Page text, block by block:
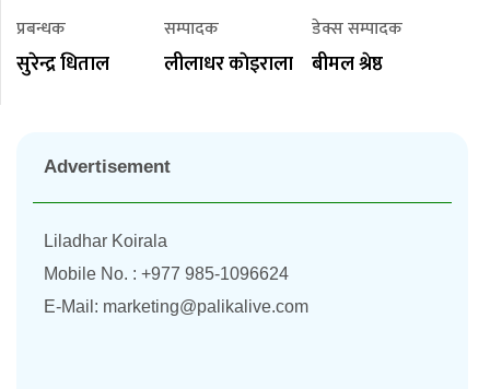
प्रबन्धक
सुरेन्द्र धिताल
सम्पादक
लीलाधर काेइराला
डेक्स सम्पादक
बीमल श्रेष्ठ
Advertisement
Liladhar Koirala
Mobile No. : +977 985-1096624
E-Mail: marketing@palikalive.com